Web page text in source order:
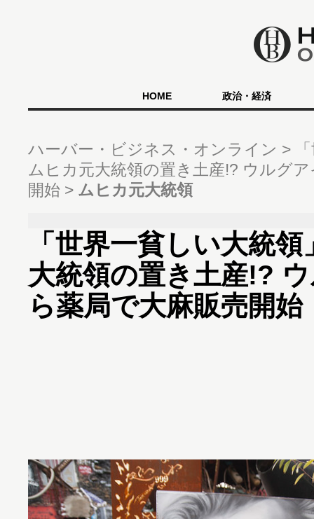
HOME 政治・経済
ハーバー・ビジネス・オンライン
ムヒカ元大統領の置き土産!? ウルグ
開始
ムヒカ元大統領
「世界一貧しい大統
大統領の置き土産!?
ら薬局で大麻販売開始